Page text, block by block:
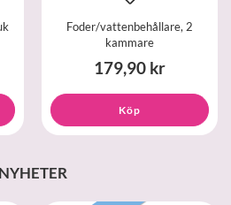
Foder/vattenbehållare, 2
kammare
179,90 kr
Köp
NYHETER